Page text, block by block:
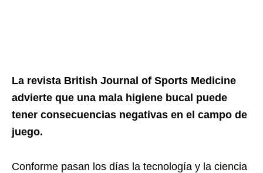
La revista British Journal of Sports Medicine
advierte que una mala higiene bucal puede
tener consecuencias negativas en el campo de
juego.
Conforme pasan los días la tecnología y la ciencia